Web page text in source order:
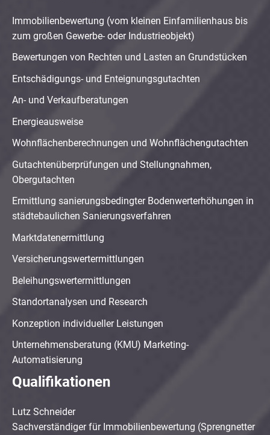
Immobilienbewertung (vom kleinen Einfamilienhaus bis
zum großen Gewerbe- oder Industrieobjekt)
Bewertungen von Rechten und Lasten an Grundstücken
Entschädigungs- und Enteignungsgutachten
An- und Verkaufberatungen
Energieausweise
Wohnflächenberechnungen und Wohnflächengutachten
Gutachtenüberprüfungen und Stellungnahmen,
Obergutachten
Ermittlung sanierungsbedingter Bodenwerterhöhungen in
städtebaulichen Sanierungsverfahren
Marktdatenermittlung
Versicherungswertermittlungen
Beleihungswertermittlungen
Standortanalysen und Research
Konzeption individueller Leistungen
Unternehmensberatung (KMU) Marketing-
Automatisierung
Qualifikationen
Lutz Schneider
Sachverständiger für Immobilienbewertung (Sprengnetter